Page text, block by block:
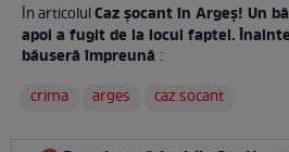
În articolulCaz șocant în Argeș! Un
apoi a fugit de la locul faptei.
băuseră împreună :
crima
arges caz socant